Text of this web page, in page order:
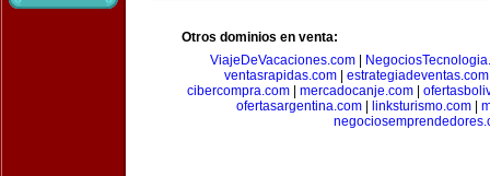
Otros dominios en venta:
ViajeDeVacaciones.com
ventasrapidas.com
estrategiadeventas.com
cibercompra.com| mercadocanje.com|
ofertasargentina.com| linksturismo.com|